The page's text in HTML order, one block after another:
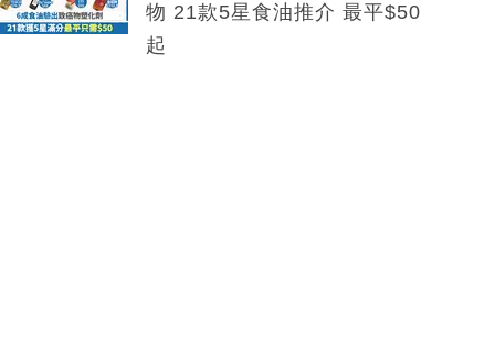
物 21款5星食油推介 最平$50
起